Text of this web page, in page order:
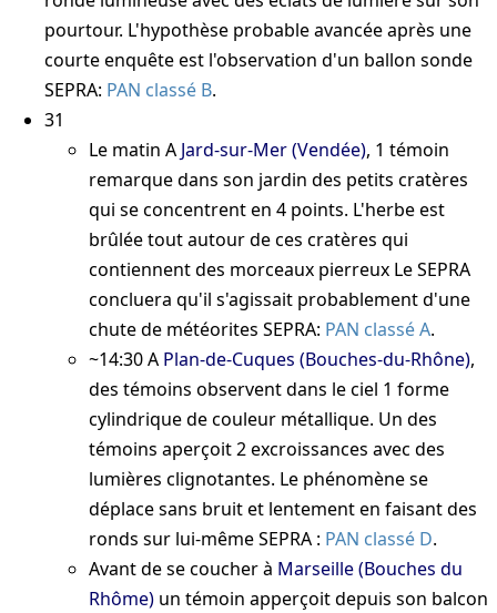
pourtour. L'hypothèse probable avancée après une
courte enquête est l'observation d'un ballon sonde
SEPRA: PAN classé B.
31
Le matin A Jard-sur-Mer (Vendée), 1 témoin
remarque dans son jardin des petits cratères
qui se concentrent en 4 points. L'herbe est
brûlée tout autour de ces cratères qui
contiennent des morceaux pierreux Le SEPRA
concluera qu'il s'agissait probablement d'une
chute de météorites SEPRA: PAN classé A.
~14:30A Plan-de-Cuques (Bouches-du-Rhône),
des témoins observent dans le ciel 1 forme
cylindrique de couleur métallique. Un des
témoins aperçoit 2 excroissances avec des
lumières clignotantes. Le phénomène se
déplace sans bruit et lentement en faisant des
ronds sur lui-mêmeSEPRA : PAN classé D.
Avant de se coucherà Marseille (Bouches du
Rhôme) un témoin apperçoit depuis son balcon